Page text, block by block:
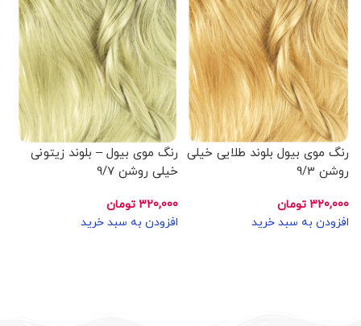
رنگ موی بیول بلوند طلایی خیلی
روشن 9/3
320,000 تومان
افزودن به سبد خرید
رنگ موی بیول – بلوند زیتونی
خیلی روشن 9/7
320,000 تومان
افزودن به سبد خرید